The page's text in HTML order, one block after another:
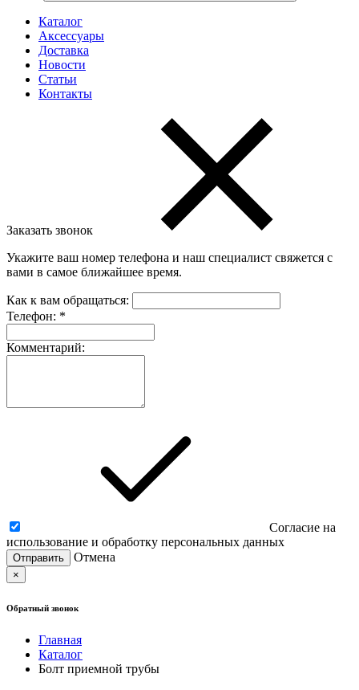
Каталог
Аксессуары
Доставка
Новости
Статьи
Контакты
Заказать звонок
Укажите ваш номер телефона и наш специалист свяжется с
вами в самое ближайшее время.
Как к вам обращаться:
Телефон: *
Комментарий:
Согласие на
использование и обработку персональных данных
Отмена
×
Обратный звонок
Главная
Каталог
Болт приемной трубы